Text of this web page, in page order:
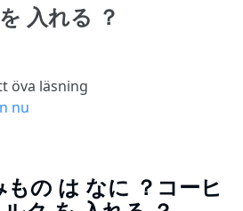
入れる ？
öva läsning
nu
の は なに ？コーヒ